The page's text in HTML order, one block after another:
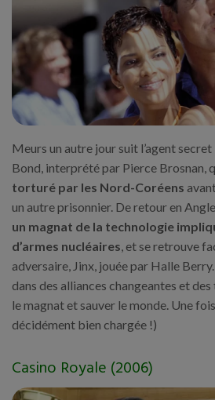
Meurs un autre jour suit l’agent
Bond, interprété par Pierce Brosnan,
torturé par les Nord-Coréens
un autre prisonnier. De retour en
un magnat de la technologie
d’armes nucléaires, et se retrouve
adversaire, Jinx, jouée par Halle
dans des alliances changeantes et
le magnat et sauver le monde. Une
décidément bien chargée !)
Casino Royale (2006)